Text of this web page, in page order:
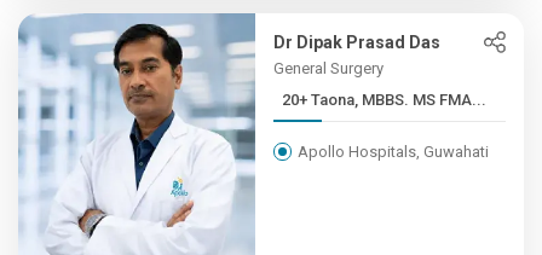
Dr Dipak Prasad Das
General Surgery
20+ Taona, MBBS. MS FMA...
Apollo Hospitals, Guwahati